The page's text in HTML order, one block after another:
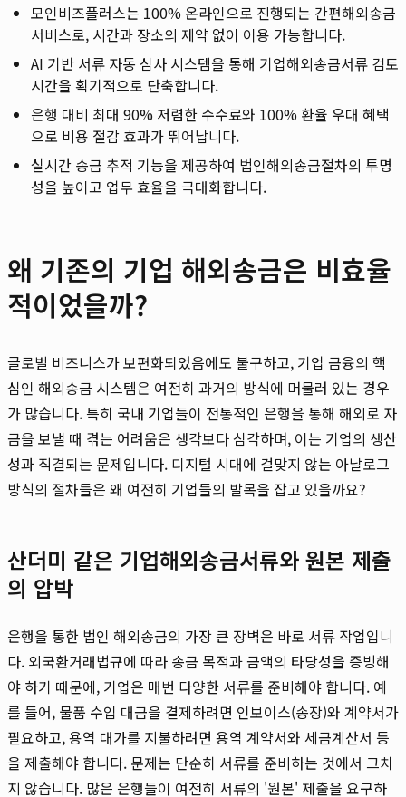
모인비즈플러스는 100% 온라인으로 진행되는 간편해외송금
서비스로, 시간과 장소의 제약 없이 이용 가능합니다.
AI 기반 서류 자동 심사 시스템을 통해 기업해외송금서류 검토
시간을 획기적으로 단축합니다.
은행 대비 최대 90% 저렴한 수수료와 100% 환율 우대 혜택
으로 비용 절감 효과가 뛰어납니다.
실시간 송금 추적 기능을 제공하여 법인해외송금절차의 투명
성을 높이고 업무 효율을 극대화합니다.
왜 기존의 기업 해외송금은 비효율
적이었을까?
글로벌 비즈니스가 보편화되었음에도 불구하고, 기업 금융의 핵
심인 해외송금 시스템은 여전히 과거의 방식에 머물러 있는 경우
가 많습니다. 특히 국내 기업들이 전통적인 은행을 통해 해외로 자
금을 보낼 때 겪는 어려움은 생각보다 심각하며, 이는 기업의 생산
성과 직결되는 문제입니다. 디지털 시대에 걸맞지 않는 아날로그
방식의 절차들은 왜 여전히 기업들의 발목을 잡고 있을까요?
산더미 같은 기업해외송금서류와 원본 제출
의 압박
은행을 통한 법인 해외송금의 가장 큰 장벽은 바로 서류 작업입니
다. 외국환거래법규에 따라 송금 목적과 금액의 타당성을 증빙해
야 하기 때문에, 기업은 매번 다양한 서류를 준비해야 합니다. 예
를 들어, 물품 수입 대금을 결제하려면 인보이스(송장)와 계약서가
필요하고, 용역 대가를 지불하려면 용역 계약서와 세금계산서 등
을 제출해야 합니다. 문제는 단순히 서류를 준비하는 것에서 그치
지 않습니다. 많은 은행들이 여전히 서류의 '원본' 제출을 요구하